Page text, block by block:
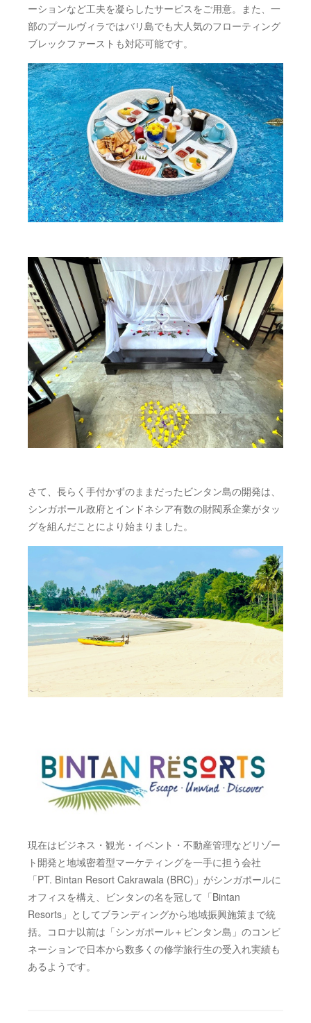
ーションなど工夫を凝らしたサービスをご用意。また、一
部のプールヴィラではバリ島でも大人気のフローティング
ブレックファーストも対応可能です。
さて、長らく手付かずのままだったビンタン島の開発は、
シンガポール政府とインドネシア有数の財閥系企業がタッ
グを組んだことにより始まりました。
現在はビジネス・観光・イベント・不動産管理などリゾー
ト開発と地域密着型マーケティングを一手に担う会社
「PT. Bintan Resort Cakrawala (BRC)」がシンガポールに
オフィスを構え、ビンタンの名を冠して「Bintan
Resorts」としてブランディングから地域振興施策まで統
括。コロナ以前は「シンガポール＋ビンタン島」のコンビ
ネーションで日本から数多くの修学旅行生の受入れ実績も
あるようです。